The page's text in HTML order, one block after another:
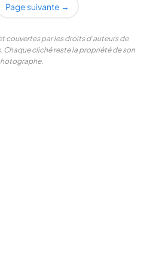
Page suivante →
couvertes par les droits d'auteurs de
cliché reste la propriété de son